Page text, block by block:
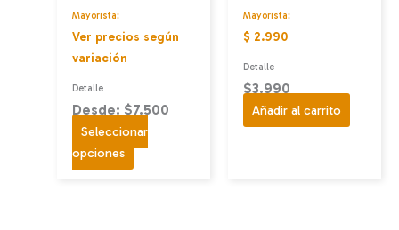
Mayorista:
Ver precios según
variación
Detalle
Desde: $7.500
Seleccionar
opciones Este
producto
Mayorista:
$ 2.990
Detalle
$3.990
Añadir al carrito